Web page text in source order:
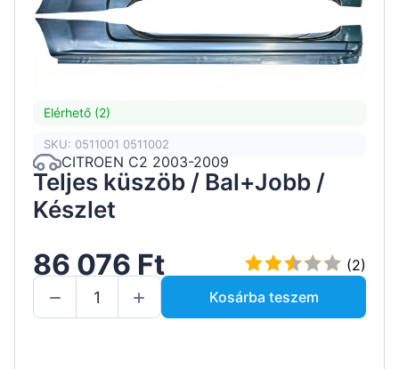
Elérhető (2)
SKU: 0511001 0511002
CITROEN C2 2003-2009
Teljes küszöb / Bal+Jobb /
Készlet
86 076 Ft
(2)
Kosárba teszem